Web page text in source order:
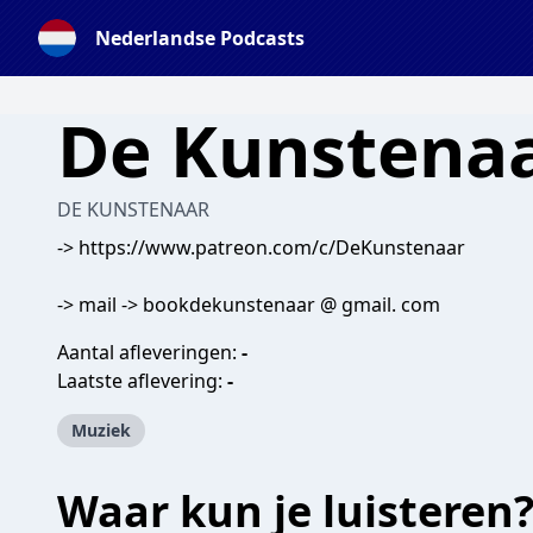
Nederlandse Podcasts
De
DE KUNSTENAAR
-> https://www.patreon.com/c/DeKunstenaar
-> mail -> bookdekunstenaar @ gmail. com
Aantal afleveringen: -
Laatste aflevering: -
Muziek
Waar kun je luisteren?